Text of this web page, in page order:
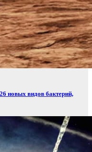
новых видов бактерий,